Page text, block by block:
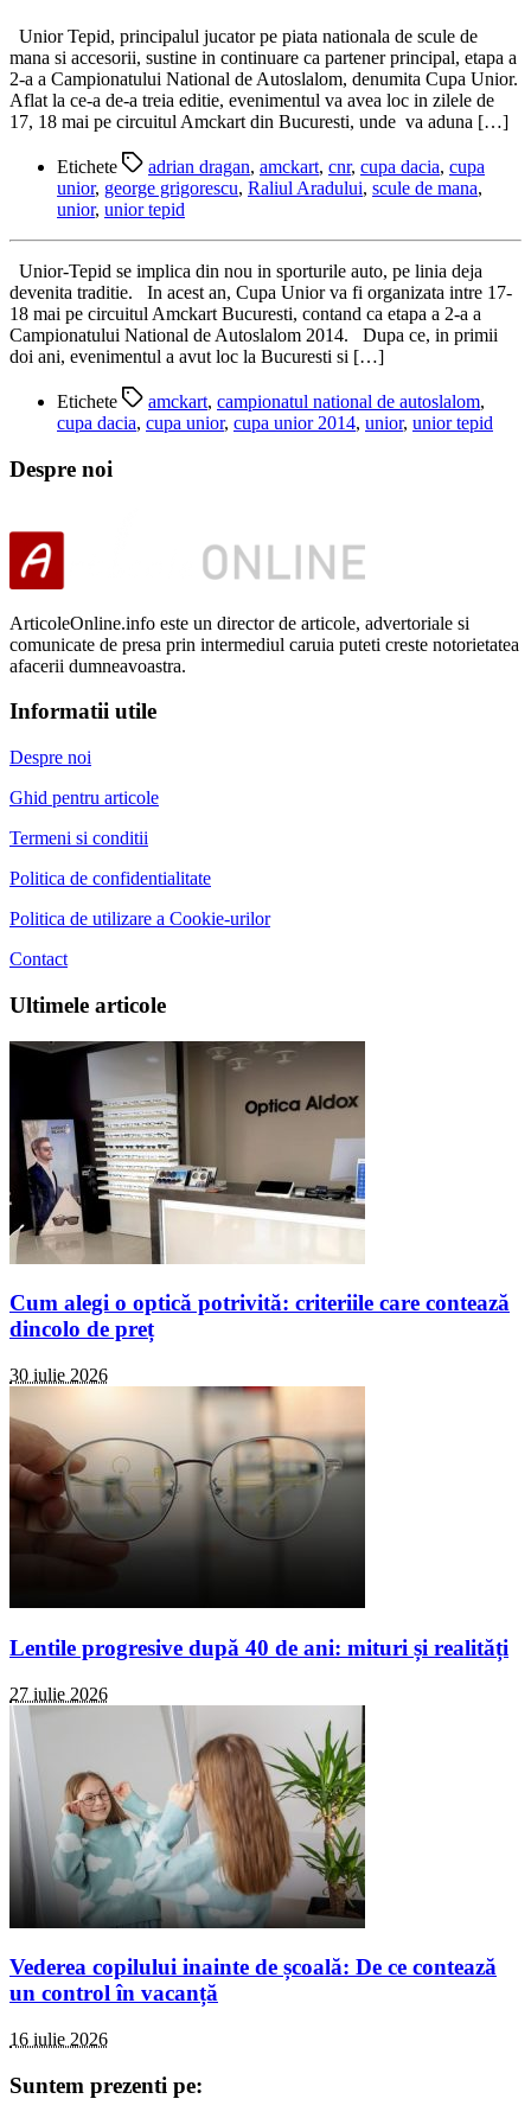
Unior Tepid, principalul jucator pe piata nationala de scule de
mana si accesorii, sustine in continuare ca partener principal, etapa a
2-a a Campionatului National de Autoslalom, denumita Cupa Unior.
Aflat la ce-a de-a treia editie, evenimentul va avea loc in zilele de
17, 18 mai pe circuitul Amckart din Bucuresti, unde va aduna […]
Etichete adrian dragan, amckart, cnr, cupa dacia, cupa
unior, george grigorescu, Raliul Aradului, scule de mana,
unior, unior tepid
Unior-Tepid se implica din nou in sporturile auto, pe linia deja
devenita traditie. In acest an, Cupa Unior va fi organizata intre 17-
18 mai pe circuitul Amckart Bucuresti, contand ca etapa a 2-a a
Campionatului National de Autoslalom 2014. Dupa ce, in primii
doi ani, evenimentul a avut loc la Bucuresti si […]
Etichete amckart, campionatul national de autoslalom,
cupa dacia, cupa unior, cupa unior 2014, unior, unior tepid
Despre noi
ArticoleOnline.info este un director de articole, advertoriale si
comunicate de presa prin intermediul caruia puteti creste notorietatea
afacerii dumneavoastra.
Informatii utile
Despre noi
Ghid pentru articole
Termeni si conditii
Politica de confidentialitate
Politica de utilizare a Cookie-urilor
Contact
Ultimele articole
Cum alegi o optică potrivită: criteriile care contează
dincolo de preț
30 iulie 2026
Lentile progresive după 40 de ani: mituri și realități
27 iulie 2026
Vederea copilului inainte de școală: De ce contează
un control în vacanță
16 iulie 2026
Suntem prezenti pe: